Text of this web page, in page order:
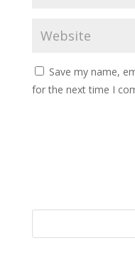
Save my name,
for the next time I